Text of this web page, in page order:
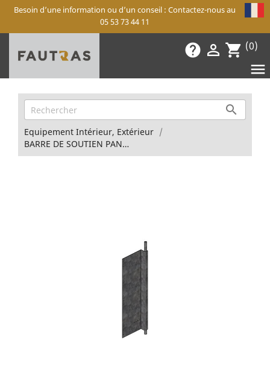
Besoin d’une information ou d’un conseil : Contactez-nous au
05 53 73 44 11
help  shopping_cart (0)


Equipement Intérieur, Extérieur
BARRE DE SOUTIEN PANNEAU BAT-FLANC AV. G. Victorius